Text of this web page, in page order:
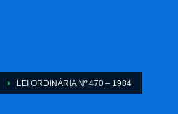
LEI ORDINÁRIA Nº 470 – 1984